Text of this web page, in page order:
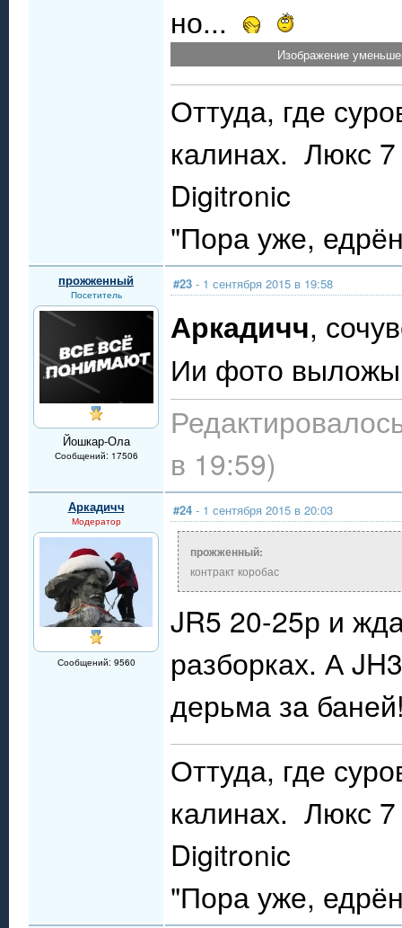
но...
Изображение
Оттуда, где
калинах. Люкс
Digitronic
"Пора уже,
прожженный
Посетитель
Йошкар-Ола
Сообщений: 17506
#23 - 1 сентября 2015 в 19:58
Аркадичч,
Ии фото
в 19:59)
Аркадичч
Модератор
Сообщений: 9560
#24 - 1 сентября 2015 в 20:03
прожженный:
контракт коробас
JR5 20-25р и
разборках. А
дерьма за
Оттуда, где
калинах. Люкс
Digitronic
"Пора уже,